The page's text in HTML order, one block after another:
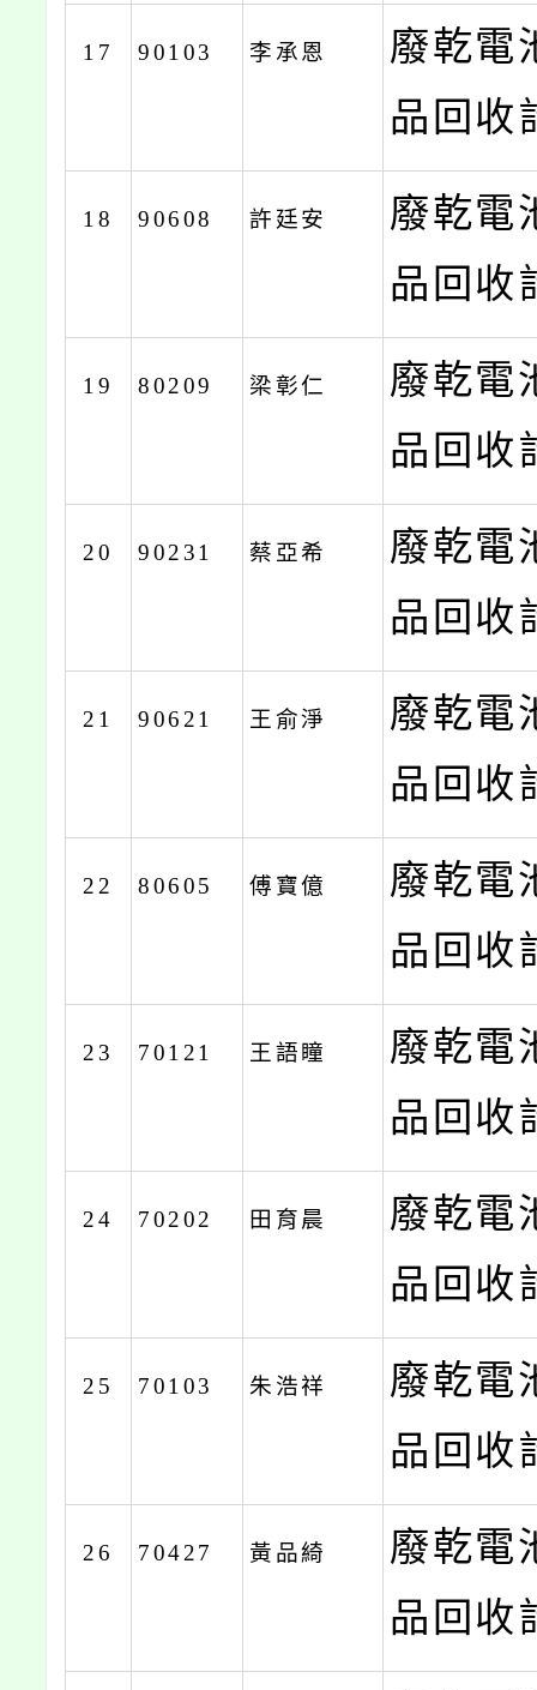
17 90103 李承恩
廢乾電
品回收
18 90608 許廷安
廢乾電
品回收
19 80209 梁彰仁
廢乾電
品回收
20 90231 蔡亞希
廢乾電
品回收
21 90621 王俞淨
廢乾電
品回收
22 80605 傅寶億
廢乾電
品回收
23 70121 王語瞳
廢乾電
品回收
24 70202 田育晨
廢乾電
品回收
25 70103 朱浩祥
廢乾電
品回收
26 70427 黃品綺
廢乾電
品回收